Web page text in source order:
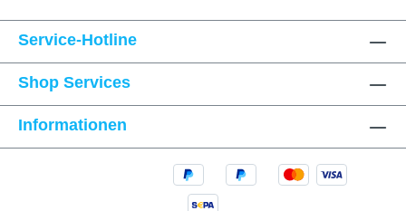
Service-Hotline
Shop Services
Informationen